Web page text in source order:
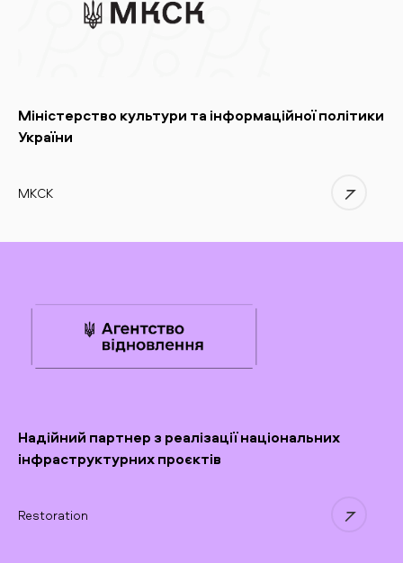
Міністерство культури та інформаційної політики
України
МКСК
Надійний партнер з реалізації національних
інфраструктурних проєктів
Restoration